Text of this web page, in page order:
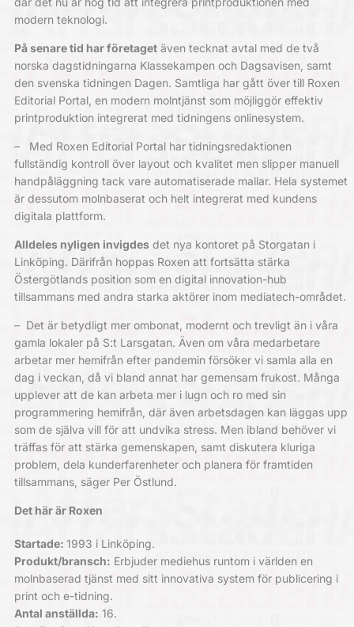
modern teknologi.
På senare tid har företagetäven tecknat avtal med de två
norska dagstidningarna Klassekampen och Dagsavisen, samt
den svenska tidningen Dagen. Samtliga har gått över till Roxen
Editorial Portal, en modern molntjänst som möjliggör effektiv
printproduktion integrerat med tidningensonlinesystem.
–
Med Roxen Editorial Portal har tidningsredaktionen
fullständig kontroll över layout och kvalitet men slipper manuell
handpåläggning tack vare automatiserade mallar. Hela systemet
är dessutom molnbaserat och helt integrerat med kundens
digitala plattform.
Alldeles nyligen invigdesdet nya kontoret på Storgatan i
Linköping. Därifrån hoppas Roxen att fortsätta stärka
Östergötlands position som en digital innovation-hub
tillsammans med andra starka aktörer inom mediatech-området.
– Det är betydligt mer ombonat, ­modernt och trevligt än i våra
gamla lokaler på S:t Larsgatan. Även om våra med­arbetare
arbetar mer hemifrån efter pandemin försöker vi samla alla en
dag i veckan, då vi bland annat har gemensam frukost. Många
upplever att de kan arbeta mer i lugn och ro med sin
programmering hemifrån, där även arbetsdagen kan läggas upp
som de själva vill för att undvika stress. Men ibland behöver vi
träffas för att stärka ­gemenskapen, samt diskutera kluriga
problem, dela kunderfarenheter och planera för framtiden
tillsammans, säger Per Östlund.
Det här är Roxen
Startade: 1993 i Linköping.
Produkt/bransch: Erbjuder mediehus runtom i världen en
molnbaserad tjänst med sitt innovativa system för publicering i
print och e-tidning.
Antal anställda: 16.